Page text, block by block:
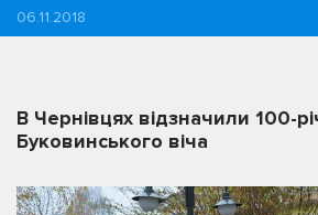
06.11.2018
В Чернівцях відзначили 100-
Буковинського віча